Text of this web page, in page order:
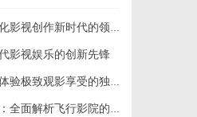
视创作新时代的领航者
影视娱乐的创新先锋
致观影享受的独特空间
飞行影院的魅力与发展前景